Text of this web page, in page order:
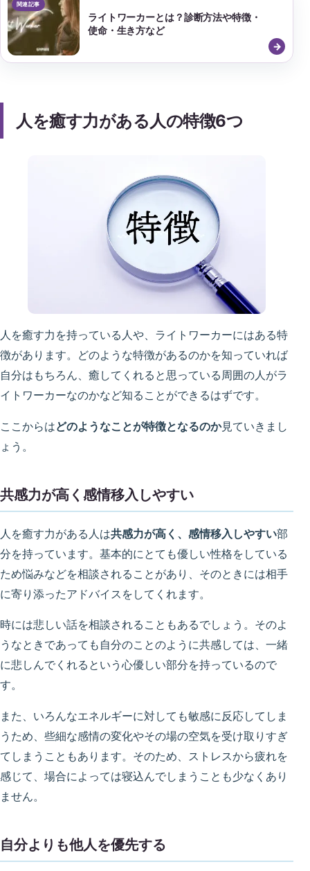
ライトワーカーとは？診断方法や特徴・
使命・生き方など
人を癒す力がある人の特徴6つ
人を癒す力を持っている人や、ライトワーカーにはある特
徴があります。どのような特徴があるのかを知っていれば
自分はもちろん、癒してくれると思っている周囲の人がラ
イトワーカーなのかなど知ることができるはずです。
ここからはどのようなことが特徴となるのか見ていきまし
ょう。
共感力が高く感情移入しやすい
人を癒す力がある人は共感力が高く、感情移入しやすい部
分を持っています。基本的にとても優しい性格をしている
ため悩みなどを相談されることがあり、そのときには相手
に寄り添ったアドバイスをしてくれます。
時には悲しい話を相談されることもあるでしょう。そのよ
うなときであっても自分のことのように共感しては、一緒
に悲しんでくれるという心優しい部分を持っているので
す。
また、いろんなエネルギーに対しても敏感に反応してしま
うため、 些細な感情の変化やその場の空気を受け取りすぎ
てしまう こともあります。そのため、ストレスから疲れを
感じて、場合によっては寝込んでしまうことも少なくあり
ません。
自分よりも他人を優先する